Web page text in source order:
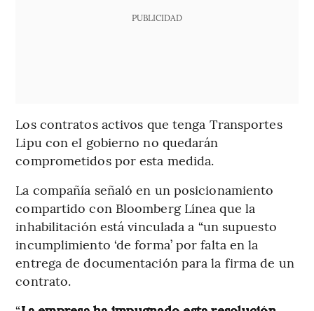
PUBLICIDAD
Los contratos activos que tenga Transportes
Lipu con el gobierno no quedarán
comprometidos por esta medida.
La compañía señaló en un posicionamiento
compartido con Bloomberg Línea que la
inhabilitación está vinculada a “un supuesto
incumplimiento ‘de forma’ por falta en la
entrega de documentación para la firma de un
contrato.